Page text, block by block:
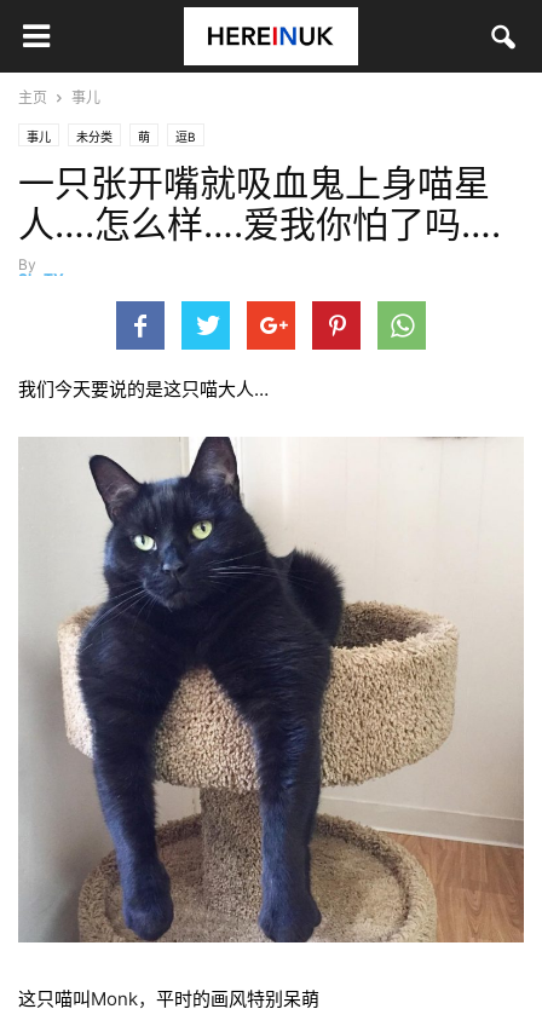
主页 事儿
事儿 未分类 萌 逗B
一只张开嘴就吸血鬼上身喵星
人….怎么样….爱我你怕了吗….
By
ShaTY
我们今天要说的是这只喵大人…
这只喵叫Monk， 平时的画风特别呆萌